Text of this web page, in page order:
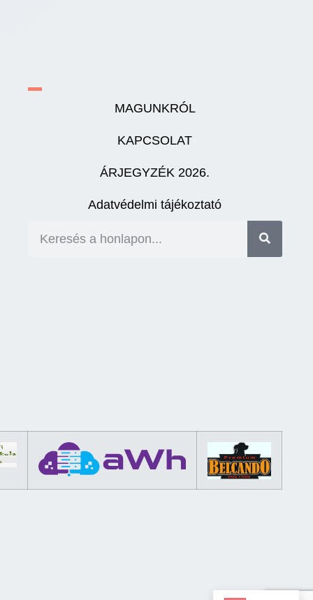
MAGUNKRÓL
KAPCSOLAT
ÁRJEGYZÉK 2026.
Adatvédelmi tájékoztató